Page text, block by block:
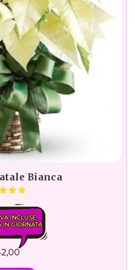
Bianca
INCLUSE.
IN GIORNATA